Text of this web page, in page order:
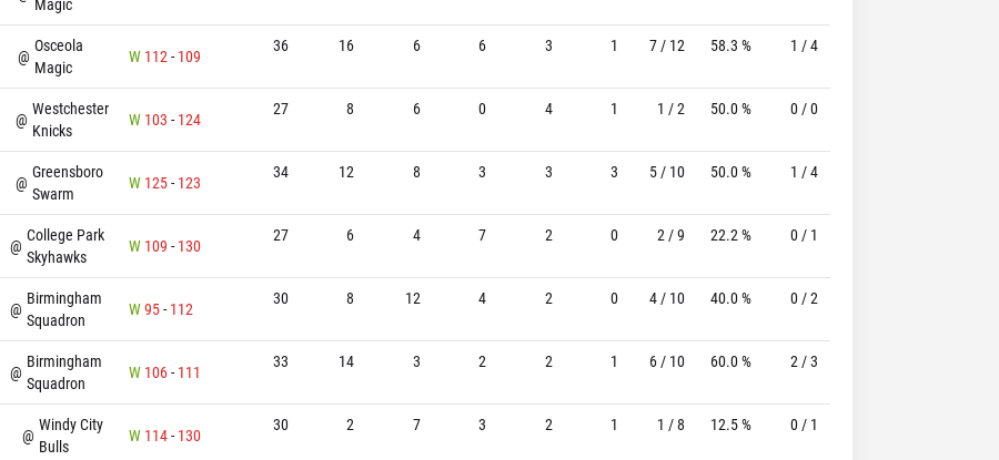
@
Osceola
Magic
W 112- 109
36 16 6 6 3 1 7 / 12 58.3 % 1 / 4
@
Westchester
Knicks
W 103 - 124
27 8 6 0 4 1 1 / 2 50.0 % 0 / 0
@
Greensboro
Swarm
W 125- 123
34 12 8 3 3 3 5 / 10 50.0 % 1 / 4
@
College Park
Skyhawks
W 109 - 130
27 6 4 7 2 0 2 / 9 22.2 % 0 / 1
@
Birmingham
Squadron
W95- 112
30 8 12 4 2 0 4 / 10 40.0 % 0 / 2
@
Birmingham
Squadron
W 106- 111
33 14 3 2 2 1 6 / 10 60.0 % 2 / 3
@
Windy City
Bulls
W 114- 130
30 2 7 3 2 1 1 / 8 12.5 % 0 / 1